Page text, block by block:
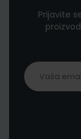
Prijavite